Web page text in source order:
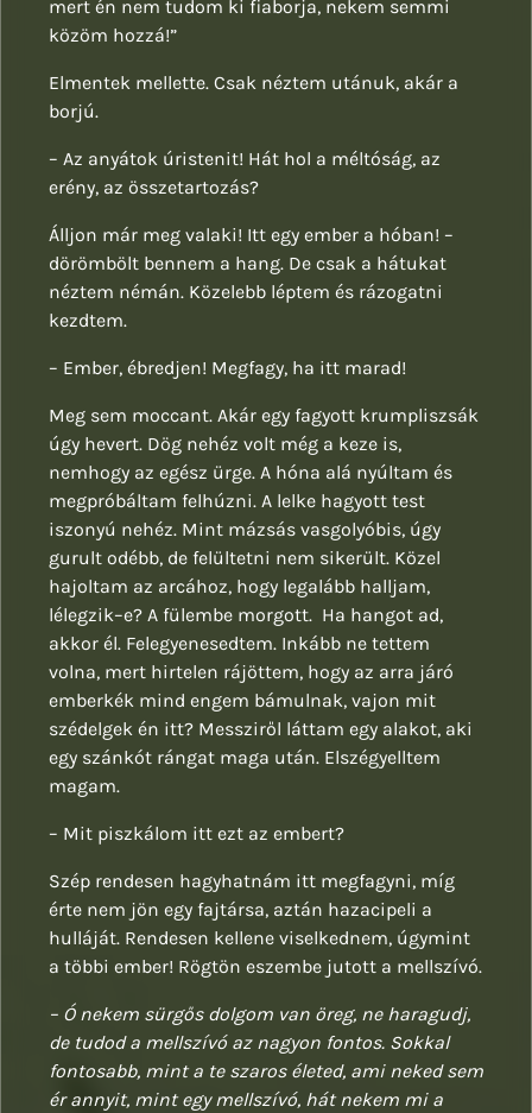
mert én nem tudom ki fiaborja, nekem semmi
közöm hozzá!”
Elmentek mellette. Csak néztem utánuk, akár a
borjú.
– Az anyátok úristenit! Hát hol a méltóság, az
erény, az összetartozás?
Álljon már meg valaki! Itt egy ember a hóban! –
dörömbölt bennem a hang. De csak a hátukat
néztem némán. Közelebb léptem és rázogatni
kezdtem.
– Ember, ébredjen! Megfagy, ha itt marad!
Meg sem moccant. Akár egy fagyott krumpliszsák
úgy hevert. Dög nehéz volt még a keze is,
nemhogy az egész ürge. A hóna alá nyúltam és
megpróbáltam felhúzni. A lelke hagyott test
iszonyú nehéz. Mint mázsás vasgolyóbis, úgy
gurult odébb, de felültetni nem sikerült. Közel
hajoltam az arcához, hogy legalább halljam,
lélegzik–e? A fülembe morgott. Ha hangot ad,
akkor él. Felegyenesedtem. Inkább ne tettem
volna, mert hirtelen rájöttem, hogy az arra járó
emberkék mind engem bámulnak, vajon mit
szédelgek én itt? Messziről láttam egy alakot, aki
egy szánkót rángat maga után. Elszégyelltem
magam.
– Mit piszkálom itt ezt az embert?
Szép rendesen hagyhatnám itt megfagyni, míg
érte nem jön egy fajtársa, aztán hazacipeli a
hulláját. Rendesen kellene viselkednem, úgymint
a többi ember! Rögtön eszembe jutott a mellszívó.
– Ó nekem sürgős dolgom van öreg, ne haragudj,
de tudod a mellszívó az nagyon fontos. Sokkal
fontosabb, mint a te szaros életed, ami neked sem
ér annyit, mint egy mellszívó, hát nekem mi a